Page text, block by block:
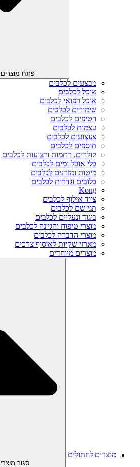
פתח מוצרים
מבצעים לכלבים
אוכל לכלבים
אוכל רפואי לכלבים
שימורים לכלבים
חטיפים לכלבים
עצמות לכלבים
צעצועים לכלבים
תוספים לכלבים
קולרים, רתמות ורצועות לכלבים
כלי אוכל ומים לכלבים
מיטות ומזרנים לכלבים
כלובים וגדרות לכלבים
Kong
ציוד אילוף לכלבים
תגי שם לכלבים
ביגוד ונעליים לכלבים
מוצרי טיפוח והגיינה לכלבים
מוצרי הדברה לכלבים
מארזי שקיות לאיסוף צרכים
מוצרים מיוחדים
מוצרים לחתולים
סגור